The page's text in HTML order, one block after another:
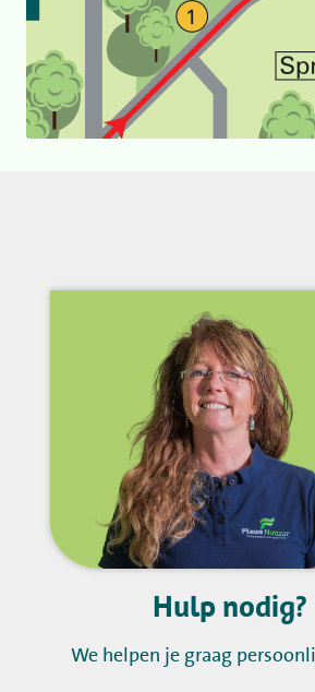
Hulp nodig?
We helpen je graag